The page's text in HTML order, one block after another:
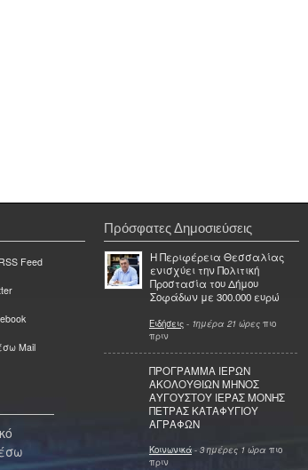
Feed
Mail
Πρόσφατες Δημοσιεύσεις
Η Περιφέρεια Θεσσαλίας
ενισχύει την Πολιτική
Προστασία του Δήμου
Σοφάδων με 300.000 ευρώ
Ειδήσεις - 1ημέρα 21 ώρες πιο
πριν
ΠΡΟΓΡΑΜΜΑ ΙΕΡΩΝ
ΑΚΟΛΟΥΘΙΩΝ ΜΗΝΟΣ
ΑΥΓΟΥΣΤΟΥ ΙΕΡΑΣ ΜΟΝΗΣ
ΠΕΤΡΑΣ ΚΑΤΑΦΥΓΙΟΥ
ΑΓΡΑΦΩΝ
Κοινωνικά - 3 ημέρες 1 ώρα πιο
πριν